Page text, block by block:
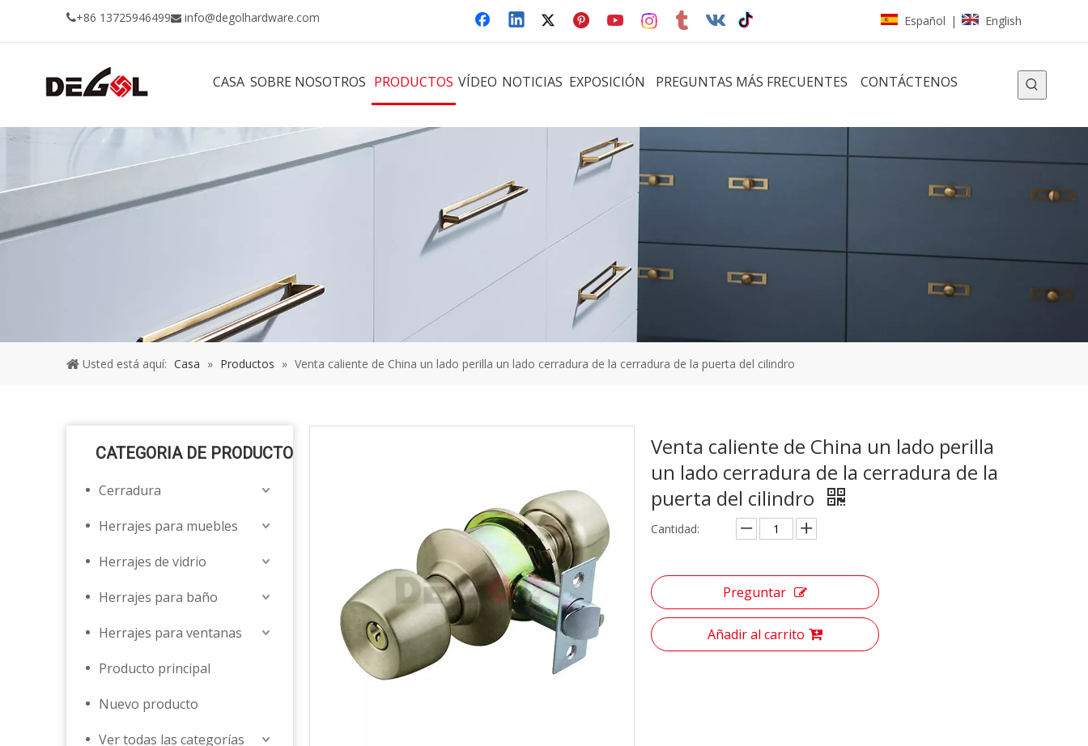
+86 13725946499 info@degolhardware.com Español | English
CASA SOBRE NOSOTROS PRODUCTOS VÍDEO NOTICIAS EXPOSICIÓN PREGUNTAS MÁS FRECUENTES CONTÁCTENOS
Usted está aquí: Casa » Productos » Venta caliente de China un lado perilla un lado cerradura de la cerradura de la puerta del cilindro
CATEGORIA DE PRODUCTO
Cerradura
Herrajes para muebles
Herrajes de vidrio
Herrajes para baño
Herrajes para ventanas
Producto principal
Nuevo producto
Ver todas las categorías
Venta caliente de China un lado perilla
un lado cerradura de la cerradura de la
puerta del cilindro
Cantidad:
Preguntar
Añadir al carrito